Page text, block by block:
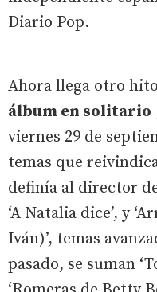
Diario Pop.
Ahora llega otro
álbum en solitario
viernes 29 de
temas que
definía al director
‘A Natalia dice’, y
Iván)’, temas
pasado, se suman